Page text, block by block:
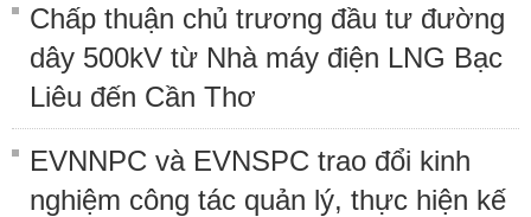
Chấp thuận chủ trương đầu tư đường
dây 500kV từ Nhà máy điện LNG Bạc
Liêu đến Cần Thơ
EVNNPC và EVNSPC trao đổi kinh
nghiệm công tác quản lý, thực hiện kế